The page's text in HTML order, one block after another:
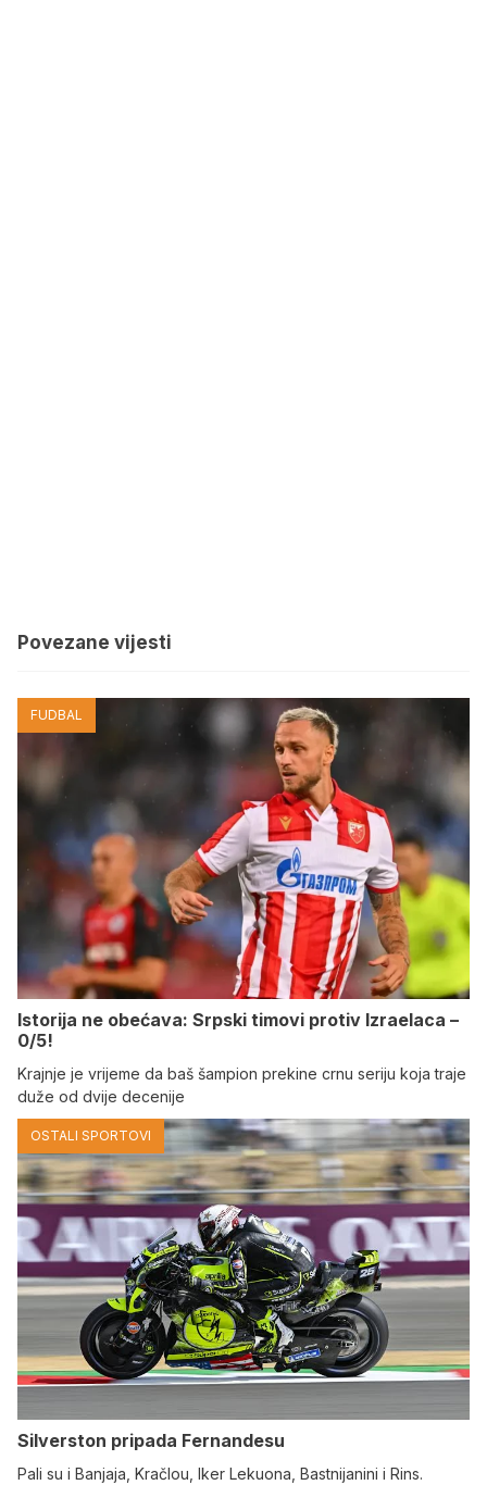
Povezane vijesti
FUDBAL
Istorija ne obećava: Srpski timovi protiv Izraelaca –
0/5!
Krajnje je vrijeme da baš šampion prekine crnu seriju koja traje
duže od dvije decenije
OSTALI SPORTOVI
Silverston pripada Fernandesu
Pali su i Banjaja, Kračlou, Iker Lekuona, Bastnijanini i Rins.